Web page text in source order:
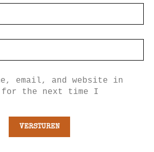
email, and website in
for the next time I